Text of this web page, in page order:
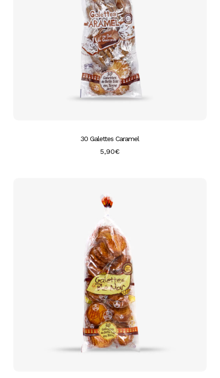
30 Galettes Caramel
5,90€